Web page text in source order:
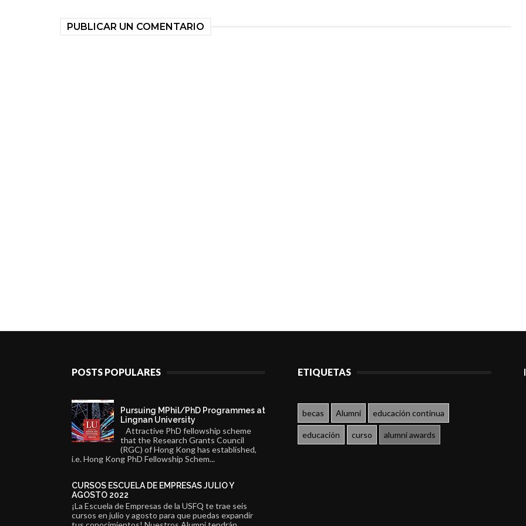
PUBLICAR UN COMENTARIO
POSTS POPULARES
Pursuing MPhil/PhD Programmes at
Lingnan University
Attractive PhD fellowship scheme
that the Research Grants Council
(RGC) of Hong Kong has established,
i.e. Hong Kong PhD Fellowship Schem...
CURSOS ESCUELA DE EMPRESAS JULIO Y
AGOSTO 2022
¡La Escuela de Empresas de la USFQ te trae seis
cursos en julio y agosto para que puedas expandir
ETIQUETAS
becas Alumni educación continua
educación curso alumni awards